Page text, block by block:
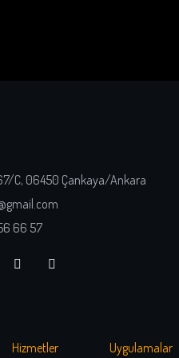
C, 06450 Çankaya/Ankara
66 57
Hizmetler Uygulamalar